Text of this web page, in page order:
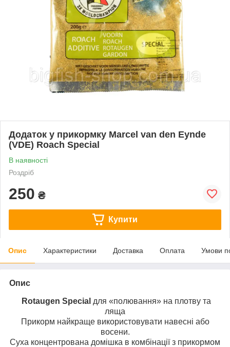
Додаток у прикормку Marcel van den Eynde
(VDE) Roach Special
В наявності
Роздріб
250 ₴
Купити
Опис Характеристики Доставка Оплата Умови
Опис
Rotaugen Special для «полювання» на плотву та
ляща
Прикорм найкраще використовувати навесні або
восени.
Суха концентрована домішка в комбінації з прикормом